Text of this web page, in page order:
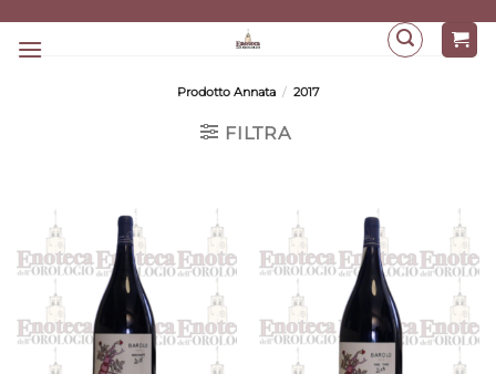
Prodotto Annata / 2017
FILTRA